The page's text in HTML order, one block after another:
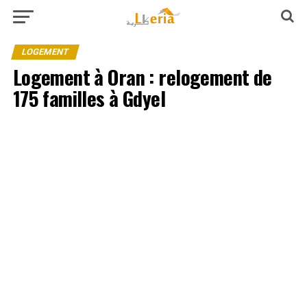
LOGEMENT
Logement à Oran : relogement de
175 familles à Gdyel